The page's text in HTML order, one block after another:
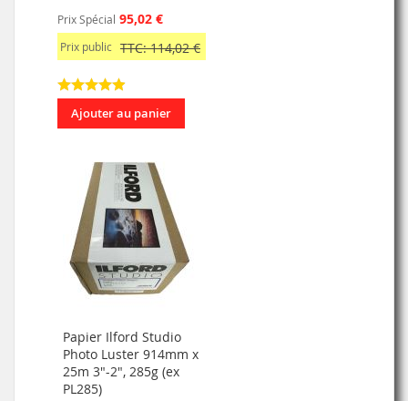
Prix Spécial 95,02 €
Prix public TTC: 114,02 €
Ajouter au panier
Papier Ilford Studio
Photo Luster 914mm x
25m 3"-2", 285g (ex
PL285)